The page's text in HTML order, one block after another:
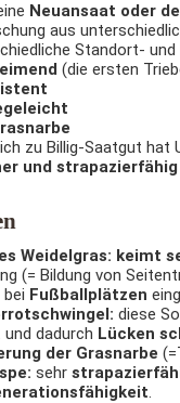
Neuansaat oder
aus
Standort- und
(die ersten
zu Billig-Saatgut hat
und strapazierfähig
Weidelgras: keimt
(= Bildung von
Fußballplätzen
diese
dadurch Lücken
der Grasnarbe
sehr
.